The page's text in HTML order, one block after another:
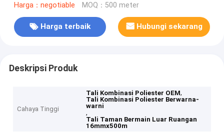
Harga：negotiable MOQ：500 meter
Harga terbaik Hubungi sekarang
Deskripsi Produk
Cahaya Tinggi
Tali Kombinasi Poliester OEM,
Tali Kombinasi Poliester Berwarna-
warni
,
Tali Taman Bermain Luar Ruangan
16mmx500m